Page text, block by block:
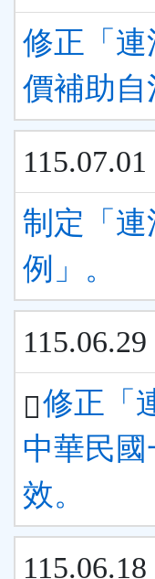
修正「
價補助自
115.07.01
制定「
例」。
115.06.29
修正「
中華民
效。
115.06.18